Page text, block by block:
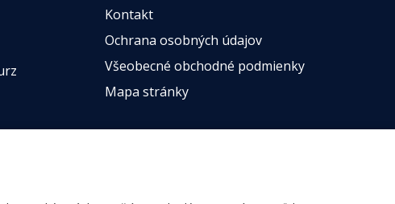
Kontakt
Ochrana osobných údajov
Všeobecné obchodné podmienky
Mapa stránky